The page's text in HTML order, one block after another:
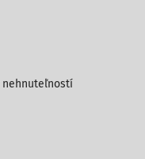
nehnuteľností